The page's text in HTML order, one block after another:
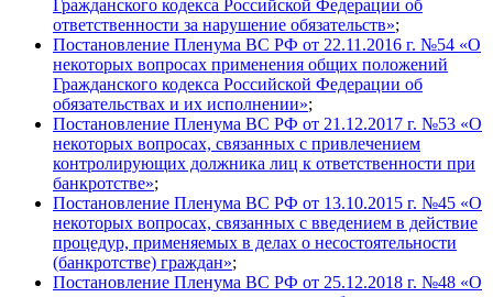
Гражданского кодекса Российской Федерации об
ответственности за нарушение обязательств»;
Постановление Пленума ВС РФ от 22.11.2016 г. №54 «О
некоторых вопросах применения общих положений
Гражданского кодекса Российской Федерации об
обязательствах и их исполнении»;
Постановление Пленума ВС РФ от 21.12.2017 г. №53 «О
некоторых вопросах, связанных с привлечением
контролирующих должника лиц к ответственности при
банкротстве»;
Постановление Пленума ВС РФ от 13.10.2015 г. №45 «О
некоторых вопросах, связанных с введением в действие
процедур, применяемых в делах о несостоятельности
(банкротстве) граждан»;
Постановление Пленума ВС РФ от 25.12.2018 г. №48 «О